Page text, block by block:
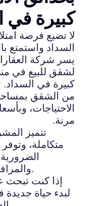
كبيرة في
لا تضيع فرصة
السداد واستمتع
يسر شركة
لشقق للبيع في
كبيرة في السداد.
من الشقق
الاحتياجات،
مرنة.
تتميز
متكاملة،
والمرافق الصحية والتعليمية والتجارية.
إذا كنت تبحث
لبدء حياة